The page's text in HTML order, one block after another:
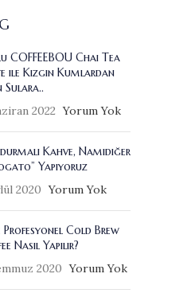
COFFEEBOU Chai Tea
ile Kızgın Kumlardan
Sulara..
2022 Yorum Yok
Kahve, Namıdiğer
Yapıyoruz
2020 Yorum Yok
Profesyonel Cold Brew
Nasıl Yapılır?
2020 Yorum Yok